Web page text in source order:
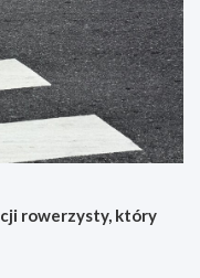
rowerzysty, który